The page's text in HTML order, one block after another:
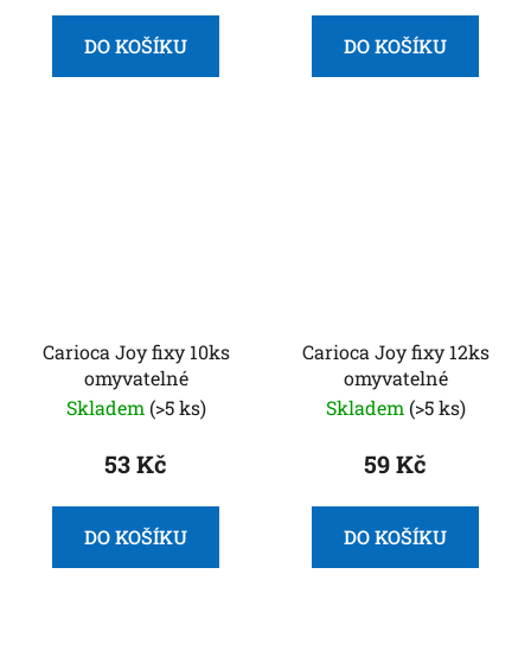
DO KOŠÍKU DO KOŠÍKU
Carioca Joy fixy 10ks
omyvatelné
Skladem (>5 ks)
53 Kč
DO KOŠÍKU
Carioca Joy fixy 12ks
omyvatelné
Skladem (>5 ks)
59 Kč
DO KOŠÍKU